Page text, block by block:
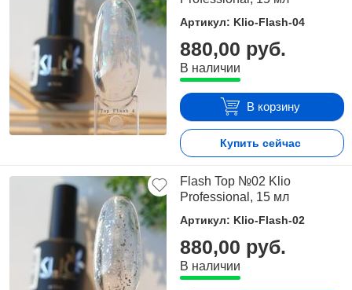
Артикул: Klio-Flash-04
880,00 руб.
В наличии
В корзину
Купить сейчас
Flash Top №02 Klio
Professional, 15 мл
Артикул: Klio-Flash-02
880,00 руб.
В наличии